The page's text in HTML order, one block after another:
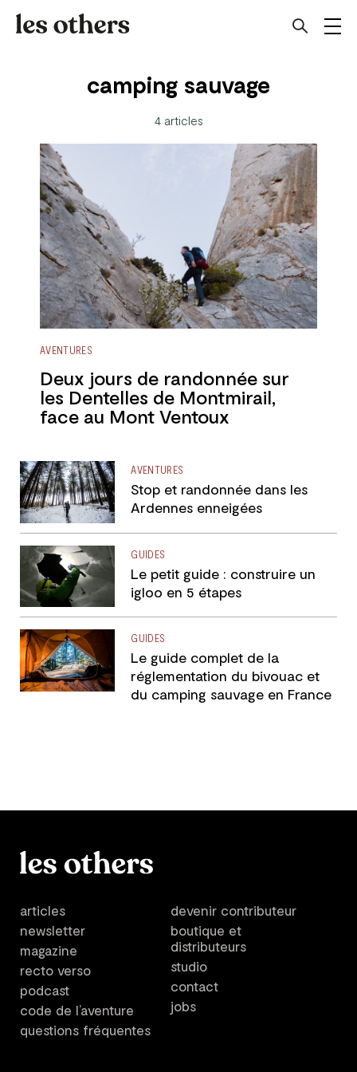
camping sauvage
4 articles
AVENTURES
Deux jours de randonnée sur
les Dentelles de Montmirail,
face au Mont Ventoux
AVENTURES
Stop et randonnée dans les
Ardennes enneigées
GUIDES
Le petit guide : construire un
igloo en 5 étapes
GUIDES
Le guide complet de la
réglementation du bivouac et
du camping sauvage en France
articles
newsletter
magazine
recto verso
podcast
code de l’aventure
questions fréquentes
devenir contributeur
boutique et
distributeurs
studio
contact
jobs